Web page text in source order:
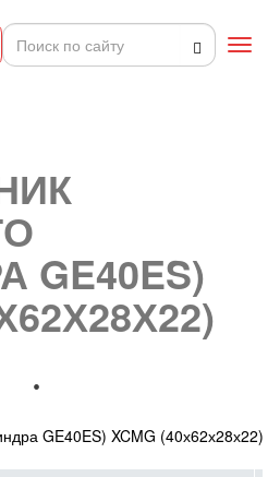
GE40ES)
GE40ES) XCMG (40х62х28х22)